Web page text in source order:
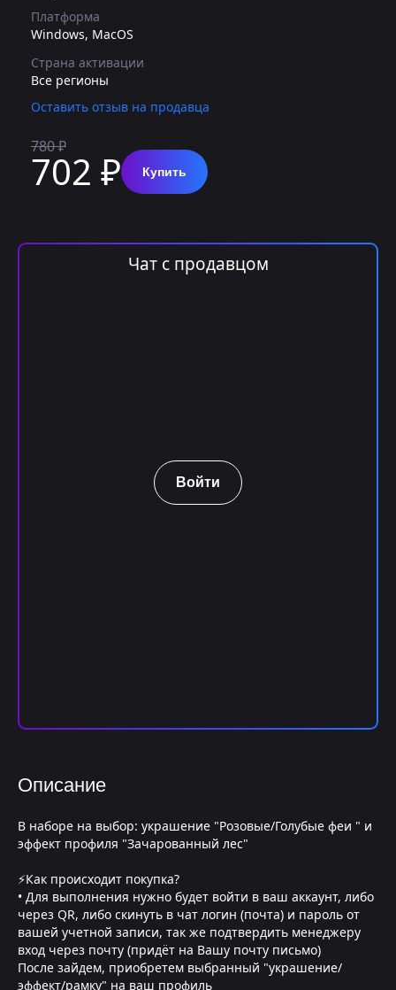
Платформа
Windows, MacOS
Страна активации
Все регионы
Оставить отзыв на продавца
780 ₽
702 ₽ Купить
Чат с продавцом
Войти
Описание
В наборе на выбор: украшение "Розовые/Голубые феи " и
эффект профиля "Зачарованный лес"
⚡Как происходит покупка?
• Для выполнения нужно будет войти в ваш аккаунт, либо
через QR, либо скинуть в чат логин (почта) и пароль от
вашей учетной записи, так же подтвердить менеджеру
вход через почту (придёт на Вашу почту письмо)
После зайдем, приобретем выбранный "украшение/
эффект/рамку" на ваш профиль